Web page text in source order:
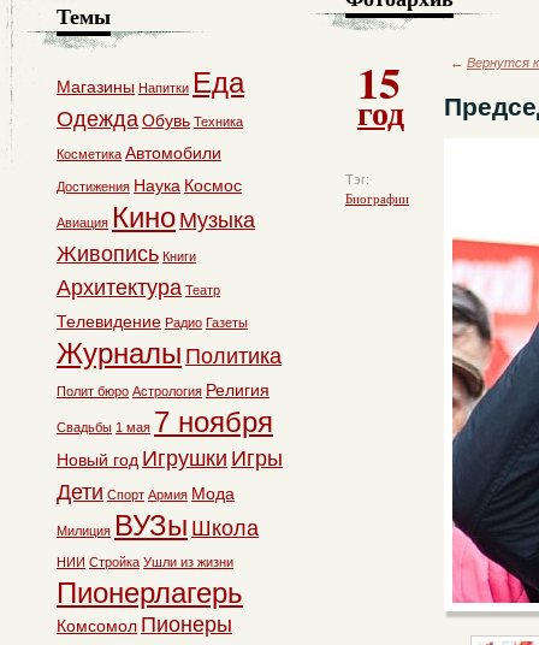
15
год
Тэг:
Биографии
← Вернутся
Темы
Магазины Напитки Еда
ОдеждаОбувь Техника
Косметика Автомобили
Достижения Наука Космос
Авиация Кино Музыка
Живопись Книги
Архитектура Театр
Телевидение Радио Газеты
Журналы Политика
Полит бюро Астрология Религия
Свадьбы 1 мая 7 ноября
Новый год Игрушки Игры
Дети Спорт Армия Мода
Милиция ВУЗы Школа
НИИ Стройка Ушли из жизни
Пионерлагерь
Комсомол Пионеры